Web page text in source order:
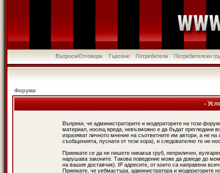
Въпроси/Отговори Търсене Потребители Потребителски
Форуми
-
Въпреки, че администраторите и модераторите на този
материал, носещ вреда, невъзможно е да бъдат прегледани
изразяват личното мнение на съответните им автори, а не
съобщенията, пуснати от тези хора), и следователно те не
Приемате се да не пишете никакъв груб, неприличен,
нарушава законите. Такова поведение може да доведе до
на вашия доставчик). IP адресите, от които са направени
Приемате, че уебмастъра, администратора и модераторите